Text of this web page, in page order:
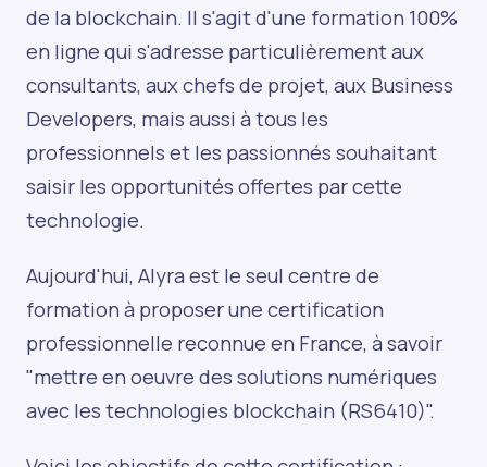
de la blockchain. Il s'agit d'une formation 100%
en ligne qui s'adresse particulièrement aux
consultants, aux chefs de projet, aux Business
Developers, mais aussi à tous les
professionnels et les passionnés souhaitant
saisir les opportunités offertes par cette
technologie.
Aujourd'hui, Alyra est le seul centre de
formation à proposer une certification
professionnelle reconnue en France, à savoir
"mettre en oeuvre des solutions numériques
avec les technologies blockchain (RS6410)".